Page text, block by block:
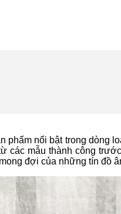
phẩm nổi bật trong dòng
các mẫu thành công
đợi của những tín đồ